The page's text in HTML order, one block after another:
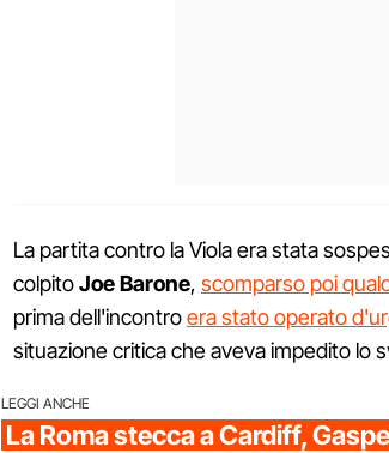
La partita contro la Viola era stata
colpitoJoe Barone, scomparso poi
prima dell'incontroera stato operato
situazione critica che aveva impedito lo
LEGGI ANCHE
La Roma stecca a Cardiff,